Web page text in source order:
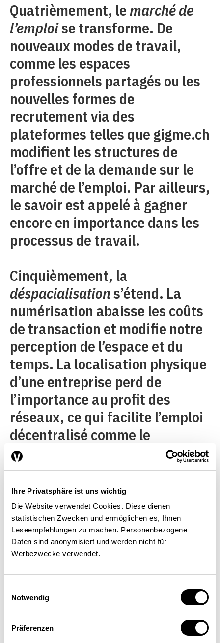
Ihre Privatsphäre ist uns wichtig
Die Website verwendet Cookies. Diese dienen
statistischen Zwecken und ermöglichen es, Ihnen
Leseempfehlungen zu machen. Personenbezogene
Daten sind anonymisiert und werden nicht für
Werbezwecke verwendet.
Notwendig
Präferenzen
Quatrièmement, lemarché de
l’emploise transforme. De
nouveaux modes de travail,
comme les espaces
professionnels partagés ou les
nouvelles formes de
recrutement via des
plateformes telles que gigme.ch
modifient les structures de
l’offre et de la demande sur le
marché de l’emploi. Par ailleurs,
le savoir est appelé à gagner
encore en importance dans les
processus de travail.
Cinquièmement, la
déspacialisations’étend. La
numérisation abaisse les coûts
de transaction et modifie notre
perception de l’espace et du
temps. La localisation physique
d’une entreprise perd de
l’importance au profit des
réseaux, ce qui facilite l’emploi
décentralisé comme le
télétravail.
Les enjeux de la numérisation pour
les régions bénéficiaires de la NPR